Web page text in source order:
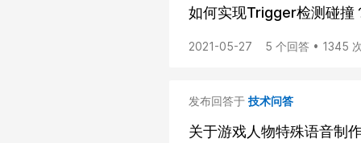
如何实现Trigger检测碰撞
2021-05-27 5 个回答 • 1345
发布回答于 技术问答
关于游戏人物特殊语音制